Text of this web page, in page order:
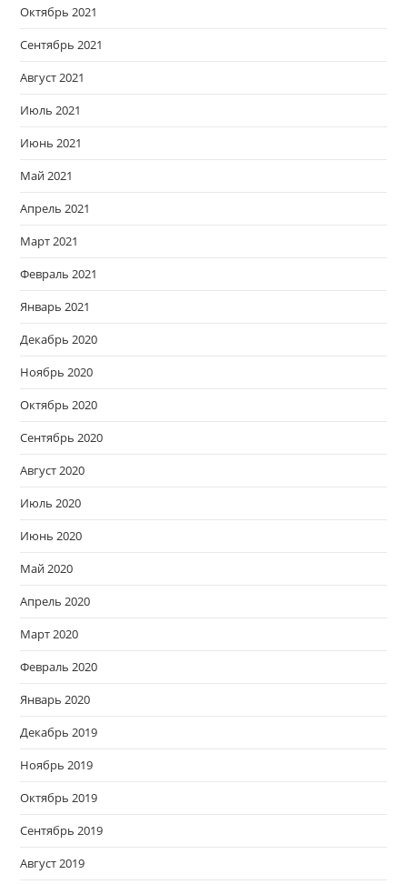
Октябрь 2021
Сентябрь 2021
Август 2021
Июль 2021
Июнь 2021
Май 2021
Апрель 2021
Март 2021
Февраль 2021
Январь 2021
Декабрь 2020
Ноябрь 2020
Октябрь 2020
Сентябрь 2020
Август 2020
Июль 2020
Июнь 2020
Май 2020
Апрель 2020
Март 2020
Февраль 2020
Январь 2020
Декабрь 2019
Ноябрь 2019
Октябрь 2019
Сентябрь 2019
Август 2019